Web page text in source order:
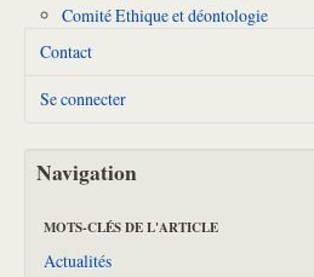
Comité Ethique et déontologie
Contact
Se connecter
Navigation
MOTS-CLÉS DE L'ARTICLE
Actualités